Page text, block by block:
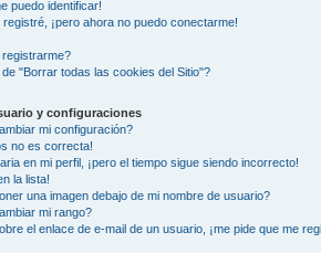
puedo identificar!
¡pero ahora no puedo conectarme!
"Borrar todas las cookies del Sitio"?
y configuraciones
mi configuración?
no es correcta!
en mi perfil, ¡pero el tiempo sigue siendo incorrecto!
la lista!
una imagen debajo de mi nombre de usuario?
mi rango?
el enlace de e-mail de un usuario, ¡me pide que me